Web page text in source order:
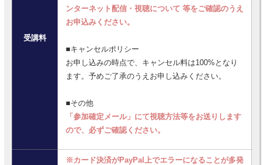
受講料
ンターネット配信・視聴について 等をご確認のうえ
お申込みください。
■キャンセルポリシー
お申し込みの時点で、キャンセル料は100%となり
ます。予めご了承のうえお申し込みください。
■その他
「参加確定メール」にて視聴方法等をお送りします
ので、必ずご確認ください。
※カード決済がPayPal上でエラーになることが多発